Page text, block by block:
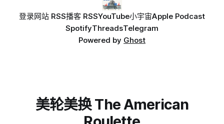
登录网站 RSS播客 RSSYouTube小宇宙Apple Podcast
SpotifyThreadsTelegram
Powered by Ghost
美轮美换 The American